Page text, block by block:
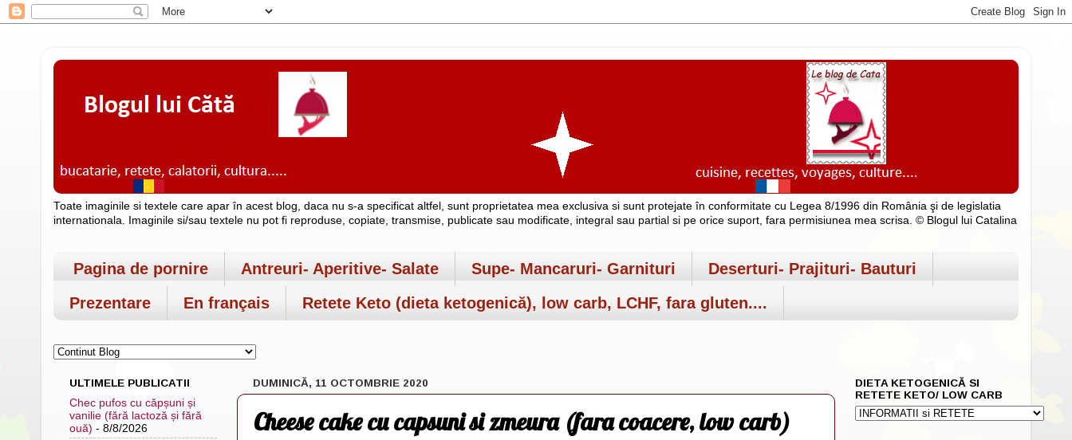
Toate imaginile si textele care apar în acest blog, daca nu s-a specificat altfel, sunt proprietatea mea exclusiva si sunt protejate în conformitate cu Legea 8/1996 din România şi de legislatia
internationala. Imaginile si/sau textele nu pot fi reproduse, copiate, transmise, publicate sau modificate, integral sau partial si pe orice suport, fara permisiunea mea scrisa. © Blogul lui Catalina
Pagina de pornire Antreuri- Aperitive- Salate Supe- Mancaruri- Garnituri
Deserturi- Prajituri- Bauturi
Prezentare
En français Retete Keto (dieta ketogenică), low carb, LCHF, fara gluten....
DUMINICĂ, 11 OCTOMBRIE 2020
Cheese cake cu capsuni si zmeura (fara coacere, low carb)
ULTIMELE PUBLICATII
Chec pufos cu căpșuni și
vanilie (fără lactoză și fără
ouă) - 8/8/2026
DIETA KETOGENICĂ SI
RETETE KETO/ LOW CARB